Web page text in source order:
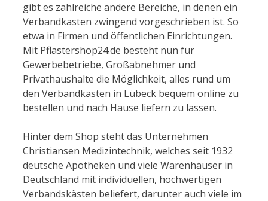
gibt es zahlreiche andere Bereiche, in denen ein
Verbandkasten zwingend vorgeschrieben ist. So
etwa in Firmen und öffentlichen Einrichtungen.
Mit Pflastershop24.de besteht nun für
Gewerbebetriebe, Großabnehmer und
Privathaushalte die Möglichkeit, alles rund um
den Verbandkasten in Lübeck bequem online zu
bestellen und nach Hause liefern zu lassen.
Hinter dem Shop steht das Unternehmen
Christiansen Medizintechnik, welches seit 1932
deutsche Apotheken und viele Warenhäuser in
Deutschland mit individuellen, hochwertigen
Verbandskästen beliefert, darunter auch viele im